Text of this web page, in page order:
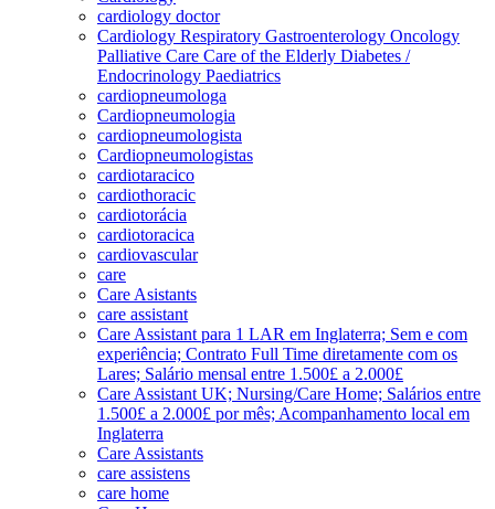
cardiology doctor
Cardiology Respiratory Gastroenterology Oncology
Palliative Care Care of the Elderly Diabetes /
Endocrinology Paediatrics
cardiopneumologa
Cardiopneumologia
cardiopneumologista
Cardiopneumologistas
cardiotaracico
cardiothoracic
cardiotorácia
cardiotoracica
cardiovascular
care
Care Asistants
care assistant
Care Assistant para 1 LAR em Inglaterra; Sem e com
experiência; Contrato Full Time diretamente com os
Lares; Salário mensal entre 1.500£ a 2.000£
Care Assistant UK; Nursing/Care Home; Salários entre
1.500£ a 2.000£ por mês; Acompanhamento local em
Inglaterra
Care Assistants
care assistens
care home